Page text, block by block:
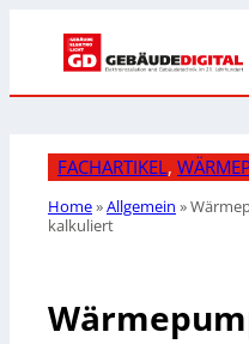
FACHARTIKEL,
Home»Allgemein »
kalkuliert